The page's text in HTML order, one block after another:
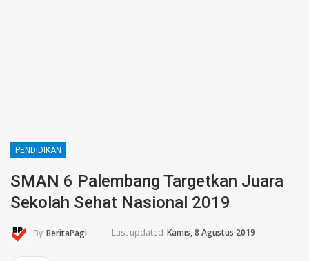
PENDIDIKAN
SMAN 6 Palembang Targetkan Juara
Sekolah Sehat Nasional 2019
By BeritaPagi Last updated Kamis, 8 Agustus 2019